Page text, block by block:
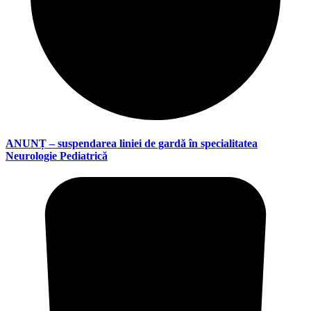
ANUNȚ – suspendarea liniei de gardă în specialitatea
Neurologie Pediatrică